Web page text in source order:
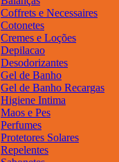
Coffrets e Necessaires
Cotonetes
Cremes e Loções
Depilacao
Desodorizantes
Gel de Banho
Gel de Banho Recargas
Higiene Intima
Maos e Pes
Perfumes
Protetores Solares
Repelentes